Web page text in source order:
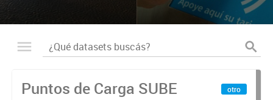
Puntos de Carga SUBE
otro